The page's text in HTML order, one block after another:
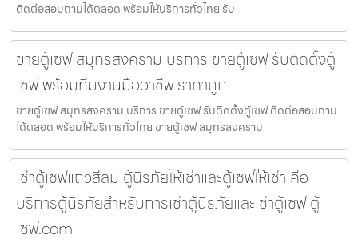
ติดต่อสอบถามได้ตลอด พร้อมให้บริการทั่วไทย รับ
ขายตู้เซฟ สมุทรสงคราม บริการ ขายตู้เซฟ รับติดตั้งตู้
เซฟ พร้อมทีมงานมืออาชีพ ราคาถูก
ขายตู้เซฟ สมุทรสงคราม บริการ ขายตู้เซฟ รับติดตั้งตู้เซฟ ติดต่อสอบถาม
ได้ตลอด พร้อมให้บริการทั่วไทย ขายตู้เซฟ สมุทรสงคราม
เช่าตู้เซฟแถวสีลม ตู้นิรภัยให้เช่าและตู้เซฟให้เช่า คือ
บริการตู้นิรภัยสำหรับการเช่าตู้นิรภัยและเช่าตู้เซฟ ตู้
เซฟ.com